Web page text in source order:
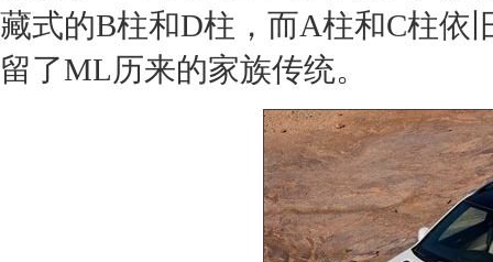
藏式的B柱和D柱，而A柱和C柱依
留了ML历来的家族传统。